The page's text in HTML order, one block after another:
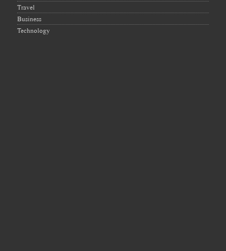
Travel
Business
Technology